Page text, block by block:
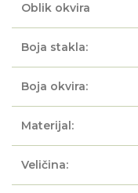
Oblik okvira
Boja stakla:
Boja okvira:
Materijal:
Veličina: